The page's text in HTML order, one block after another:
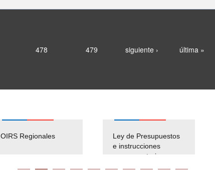
478 479 siguiente › última »
OIRS Regionales
Ley de Presupuestos
e instrucciones
presuspuetarias